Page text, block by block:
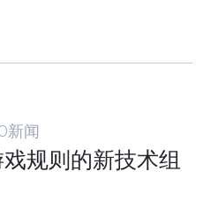
新闻
规则的新技术组